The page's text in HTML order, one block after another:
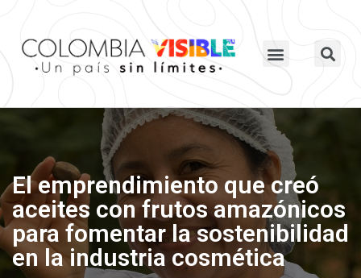
El emprendimiento que creó
aceites con frutos amazónicos
para fomentar la sostenibilidad
en la industria cosmética